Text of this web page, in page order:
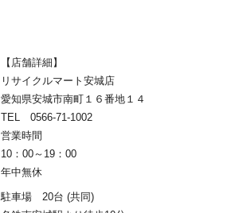
【店舗詳細】
リサイクルマート安城店
愛知県安城市南町１６番地１４
TEL 0566-71-1002
営業時間
10：00～19：00
年中無休
駐車場 20台 (共同)